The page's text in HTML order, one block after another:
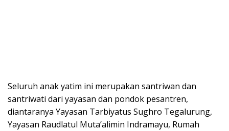
Seluruh anak yatim ini merupakan santriwan dan
santriwati dari yayasan dan pondok pesantren,
diantaranya Yayasan Tarbiyatus Sughro Tegalurung,
Yayasan Raudlatul Muta’alimin Indramayu, Rumah